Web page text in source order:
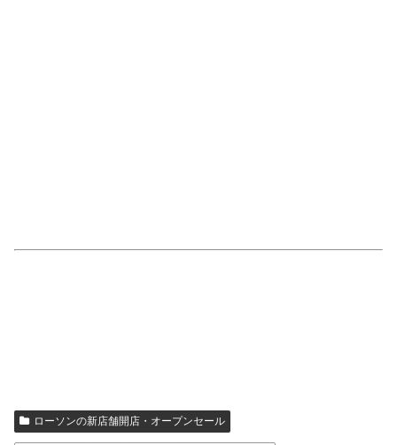
ローソンの新店舗開店・オープンセール